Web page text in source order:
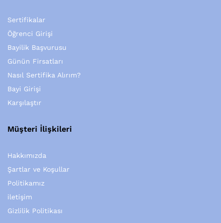
Sertifikalar
Öğrenci Girişi
Bayilik Başvurusu
Günün Firsatları
Nasıl Sertifika Alırım?
Bayi Girişi
Karşılaştır
Müşteri İlişkileri
Hakkımızda
Şartlar ve Koşullar
Politikamız
iletişim
Gizlilik Politikası